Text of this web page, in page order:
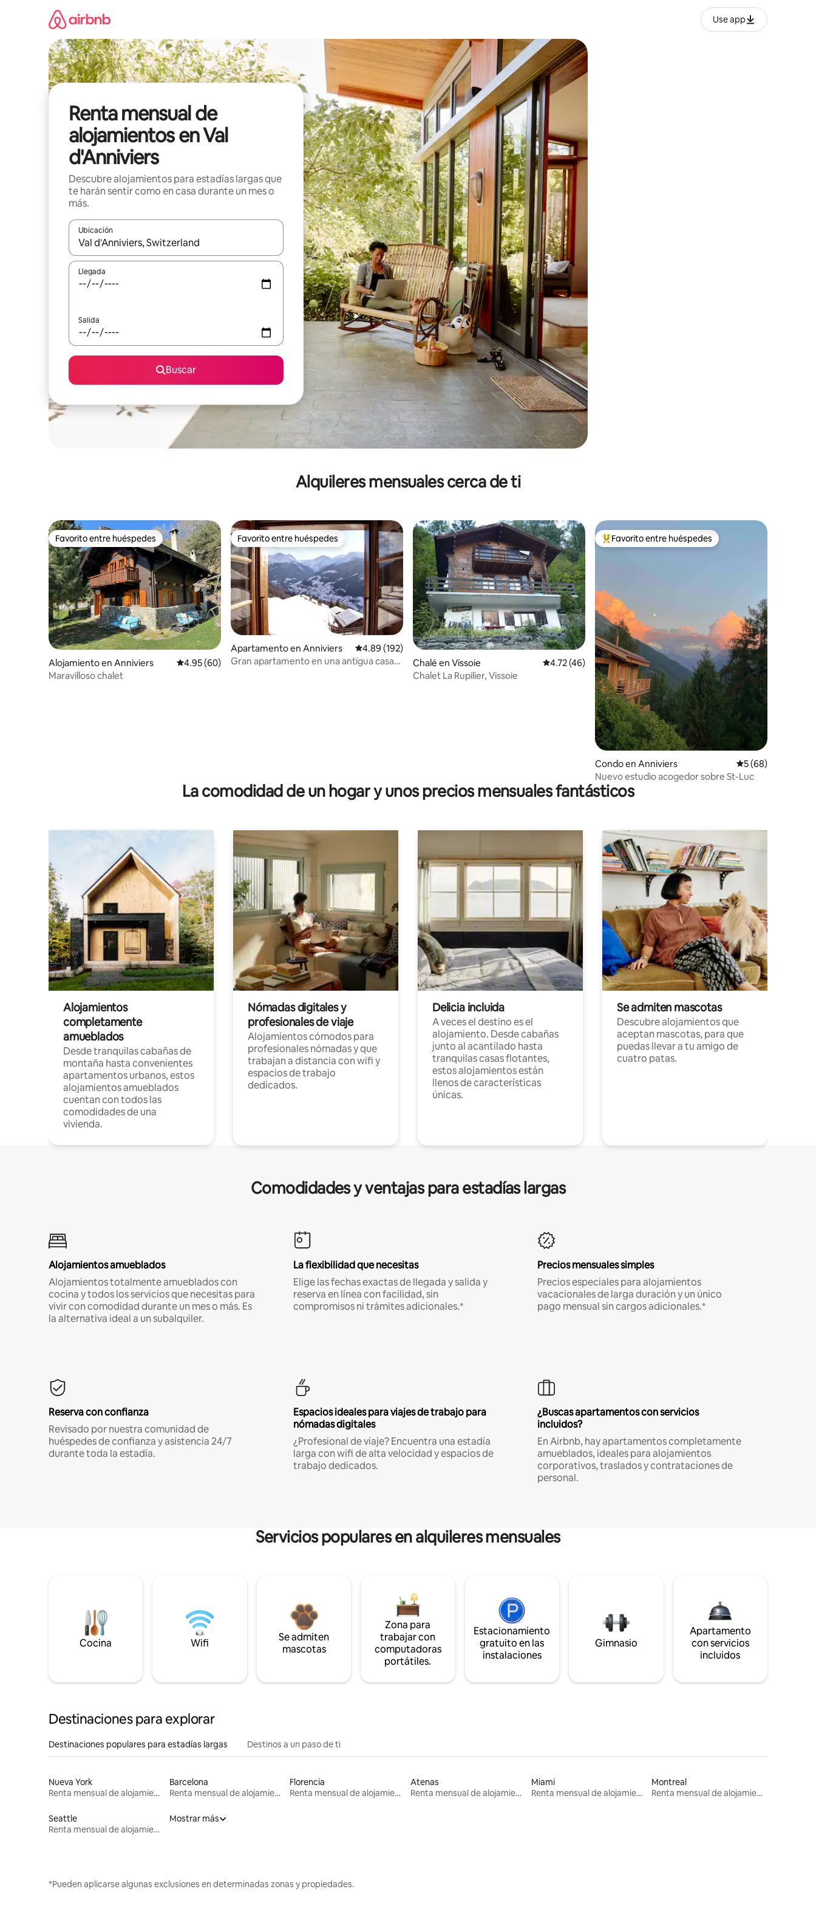
Use app
Renta mensual de
alojamientos en Val
d'Anniviers
Descubre alojamientos para estadías largas que
te harán sentir como en casa durante un mes o
más.
Ubicación
Cuando los resultados estén disponibles, navega con las teclas de flecha hacia arriba y hacia abajo o explora con el tacto o desliza el dedo.
Llegada
Salida
Buscar
Alquileres mensuales cerca de ti
Favorito entre huéspedes
Favorito entre huéspedes
Alojamiento en Anniviers Calificación promedio: 4.95 de 5, 60 reseñas
4.95 (60)
Maravilloso chalet
Favorito entre huéspedes
Favorito entre huéspedes
Apartamento en Anniviers Calificación promedio: 4.89 de 5, 192 reseñas
4.89 (192)
Gran apartamento en una antigua casa
Chalé en Vissoie Calificación promedio: 4.72 de 5, 46 reseñas
4.72 (46)
Chalet La Rupilier, Vissoie
Favorito entre huéspedes preferido
Favorito entre huéspedes
Condo en Anniviers Calificación
5 (68)
Nuevo estudio acogedor sobre St-Luc
La comodidad de un hogar y unos precios mensuales fantásticos
Alojamientos
completamente
amueblados
Desde tranquilas cabañas de
montaña hasta convenientes
apartamentos urbanos, estos
alojamientos amueblados
cuentan con todos las
comodidades de una
vivienda.
Nómadas digitales y
profesionales de viaje
Alojamientos cómodos para
profesionales nómadas y que
trabajan a distancia con wifi y
espacios de trabajo
dedicados.
Delicia incluida
A veces el destino es el
alojamiento. Desde cabañas
junto al acantilado hasta
tranquilas casas flotantes,
estos alojamientos están
llenos de características
únicas.
Se admiten mascotas
Descubre alojamientos que
aceptan mascotas, para que
puedas llevar a tu amigo de
cuatro patas.
Comodidades y ventajas para estadías largas
Alojamientos amueblados
Alojamientos totalmente amueblados con
cocina y todos los servicios que necesitas para
vivir con comodidad durante un mes o más. Es
la alternativa ideal a un subalquiler.
La flexibilidad que necesitas
Elige las fechas exactas de llegada y salida y
reserva en línea con facilidad, sin
compromisos ni trámites adicionales.*
Precios mensuales simples
Precios especiales para alojamientos
vacacionales de larga duración y un único
pago mensual sin cargos adicionales.*
Reserva con confianza
Revisado por nuestra comunidad de
huéspedes de confianza y asistencia 24/7
durante toda la estadía.
Espacios ideales para viajes de trabajo para
nómadas digitales
¿Profesional de viaje? Encuentra una estadía
larga con wifi de alta velocidad y espacios de
trabajo dedicados.
¿Buscas apartamentos con servicios
incluidos?
En Airbnb, hay apartamentos completamente
amueblados, ideales para alojamientos
corporativos, traslados y contrataciones de
personal.
Servicios populares en alquileres mensuales
Cocina Wifi
Se admiten
mascotas
Zona para
trabajar con
computadoras
portátiles.
Estacionamiento
gratuito en las
instalaciones
Gimnasio
Apartamento
con servicios
incluidos
Destinaciones para explorar
Destinaciones populares para estadías largas Destinos a un paso de ti
Nueva York
Renta mensual de alojamientos
Barcelona
Renta mensual de alojamientos
Florencia
Renta mensual de alojamientos
Atenas
Renta mensual de alojamientos
Miami
Renta mensual de alojamientos
Montreal
Renta mensual de alojamientos
Seattle
Renta mensual de alojamientos
Mostrar más
*Pueden aplicarse algunas exclusiones en determinadas zonas y propiedades.